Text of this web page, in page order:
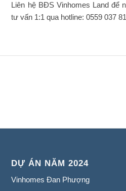
Liên hệ BĐS Vinhomes Land để
tư vấn 1:1 qua hotline: 0559 037
DỰ ÁN NĂM 2024
Vinhomes Đan Phượng